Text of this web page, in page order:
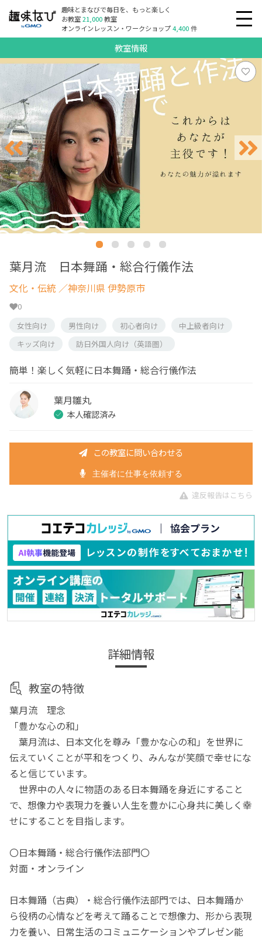
趣味とまなびで毎日を、もっと楽しく
お教室21,000教室
オンラインレッスン・ワークショップ4,400件
教室情報
葉月流 日本舞踊・総合行儀作法
文化・伝統 ／神奈川県 伊勢原市
0
女性向け
男性向け 初心者向け
中上級者向け
キッズ向け
訪日外国人向け（英語圏）
簡単！楽しく気軽に日本舞踊・総合行儀作法
葉月雛丸
本人確認済み
この教室に問い合わせる
主催者に仕事を依頼する
違反報告はこちら
詳細情報
教室の特徴
葉月流 理念
「豊かな心の和」
葉月流は、日本文化を尊み「豊かな心の和」を世界に
伝えていくことが平和をつくり、みんなが笑顔で幸せにな
ると信じています。
世界中の人々に物語のある日本舞踊を身近にすること
で、想像力や表現力を養い人生を豊かに心身共に美しく幸
せにすることを目指します。
〇日本舞踊・総合行儀作法部門〇
対面・オンライン
日本舞踊（古典）・総合行儀作法部門では、日本舞踊か
ら役柄の心情などを考えて踊ることで想像力、形から表現
力を養い、日常生活のコミュニケーションやプレゼン能